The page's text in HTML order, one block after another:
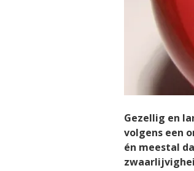
Gezellig en
volgens een
én meestal